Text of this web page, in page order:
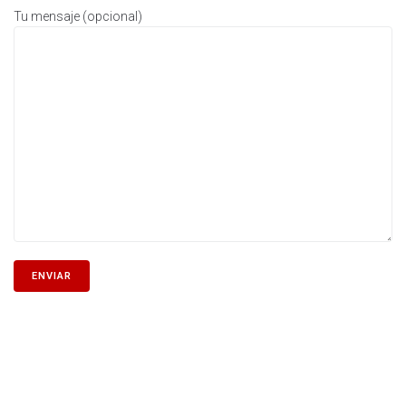
Tu mensaje (opcional)